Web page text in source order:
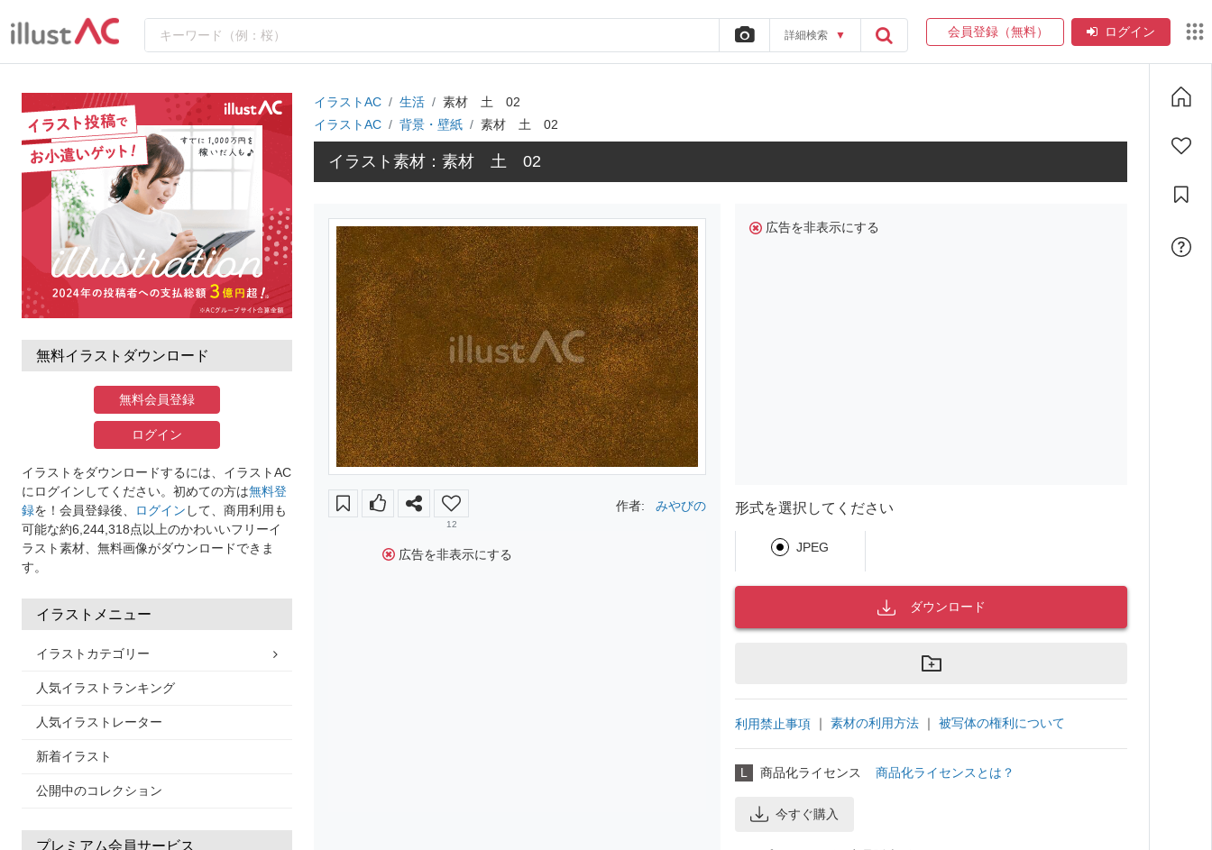
詳細検索 ▼ 会員登録（無料） ログイン
無料イラストダウンロード
無料会員登録
ログイン
イラストをダウンロードするには、イラストAC
にログインしてください。初めての方は無料登
録を！会員登録後、 ログイン して、商用利用も
可能な約6,244,318点以上のかわいいフリーイ
ラスト素材、無料画像がダウンロードできま
す。
イラストメニュー
イラストカテゴリー
人気イラストランキング
人気イラストレーター
新着イラスト
公開中のコレクション
プレミアム会員サービス
イラストAC 生活
素材 土 02
イラストAC
背景・壁紙 素材 土 02
イラスト素材：素材 土 02
12
作者: みやびの
広告を非表示にする
広告を非表示にする
形式を選択してください
JPEG
ダウンロード
利用禁止事項 ｜ 素材の利用方法 ｜ 被写体の権利について
L 商品化ライセンス 商品化ライセンスとは？
今すぐ購入